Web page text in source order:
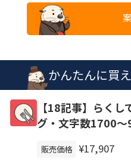
かんたんに買
【18記事】らく
グ・文字数1700
販売価格 ¥17,907